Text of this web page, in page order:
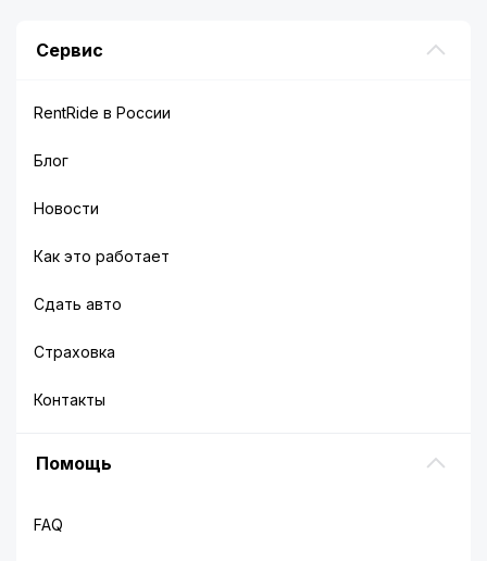
Сервис
RentRide в России
Блог
Новости
Как это работает
Сдать авто
Страховка
Контакты
Помощь
FAQ